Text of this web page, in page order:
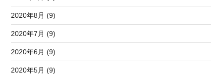
2020年8月 (9)
2020年7月 (9)
2020年6月 (9)
2020年5月 (9)